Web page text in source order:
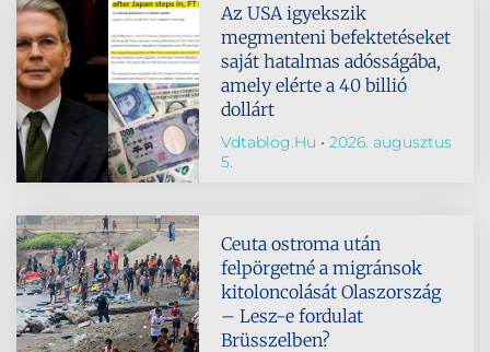
Az USA igyekszik
megmenteni befektetéseket
saját hatalmas adósságába,
amely elérte a 40 billió
dollárt
Vdtablog.hu
2026. augusztus
5.
Ceuta ostroma után
felpörgetné a migránsok
kitoloncolását Olaszország
– Lesz-e fordulat
Brüsszelben?